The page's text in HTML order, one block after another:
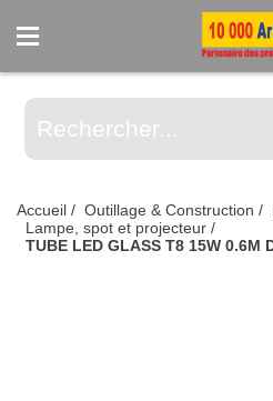
Accueil / Outillage & Construction /
Lampe, spot et projecteur /
TUBE LED GLASS T8 15W 0.6M